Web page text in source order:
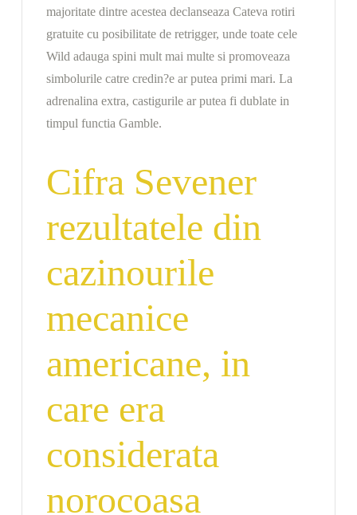
majoritate dintre acestea declanseaza Cateva rotiri
gratuite cu posibilitate de retrigger, unde toate cele
Wild adauga spini mult mai multe si promoveaza
simbolurile catre credin?e ar putea primi mari. La
adrenalina extra, castigurile ar putea fi dublate in
timpul functia Gamble.
Cifra Sevener
rezultatele din
cazinourile
mecanice
americane, in
care era
considerata
norocoasa